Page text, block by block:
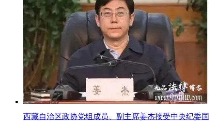
西藏自治区政协党组成员、副主席姜杰接受中央纪委国